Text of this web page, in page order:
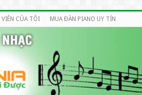
VIÊN CỦA TÔI MUA ĐÀN PIANO UY TÍN